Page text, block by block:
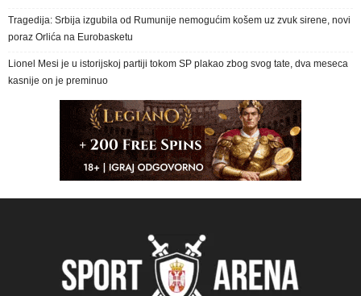
Tragedija: Srbija izgubila od Rumunije nemogućim košem uz zvuk sirene, novi
poraz Orlića na Eurobasketu
Lionel Mesi je u istorijskoj partiji tokom SP plakao zbog svog tate, dva meseca
kasnije on je preminuo